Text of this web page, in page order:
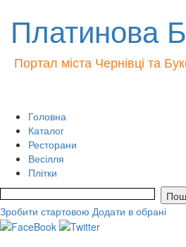
Платинова
Портал міста Чернівці та
Головна
Каталог
Ресторани
Весілля
Плітки
Зробити стартовою Додати в обрані